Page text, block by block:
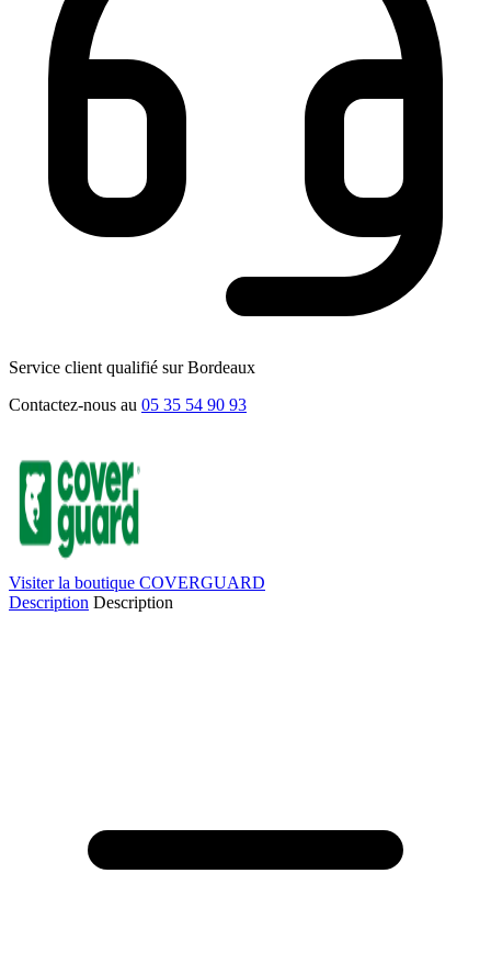
Service client qualifié sur Bordeaux
Contactez-nous au 05 35 54 90 93
Visiter la boutique COVERGUARD
Description Description